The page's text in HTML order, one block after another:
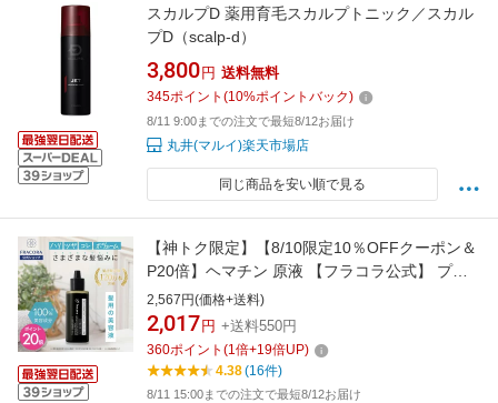
スカルプD 薬用育毛スカルプトニック／スカル
プD（scalp-d）
3,800 円 送料無料
345ポイント (10%ポイントバック)
8/11 9:00までの注文で最短8/12お届け
丸井(マルイ)楽天市場店
同じ商品を安い順で見る
【神トク限定】【8/10限定10％OFFクーポン＆
P20倍】ヘマチン 原液 【フラコラ公式】 プロ
ヘマチン原液 ヒト幹細胞培養エキス +（お試し
品）50mL │ ヘアケア トリートメント 髪 美容
液 国内生産 国産 FRACORA プロヘマチン ケラ
チン ヒト幹細胞 高濃度 ヒト幹細胞培養液
2,567円(価格+送料)
2,017 円 +送料550円
360ポイント (1倍+19倍UP)
4.38(16件)
8/11 15:00までの注文で最短8/12お届け